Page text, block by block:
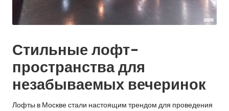
Стильные лофт-
пространства для
незабываемых вечеринок
Лофты в Москве стали настоящим трендом для проведения